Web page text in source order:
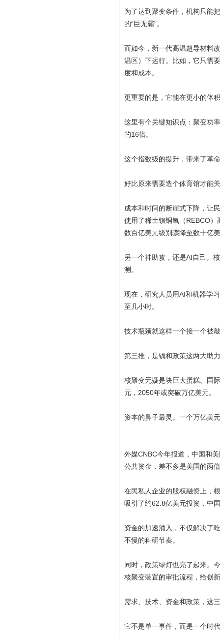
为了达到聚变条件，机构只能
的“巨无霸”。
而如今，新一代高温超导材料
温区）下运行。比如，它只需
度和成本。
更重要的是，它能在更小的体
这里有个关键知识点：聚变功
的16倍。
这个指数级的提升，带来了革
好比原来需要造个体育馆才能
成本和时间的断崖式下降，让
使用了稀土钡铜氧（REBCO
数百亿美元级别骤降至数十亿
另一个神助攻，还是AI自己。
测。
现在，研究人员用AI和机器学
至几小时。
技术瓶颈就这样一个接一个被
第三推，是钱和政策这两大助
核聚变无疑是块巨大蛋糕。国
元，2050年或突破万亿美元。
资本的鼻子最灵。一个万亿美
外媒CNBC今年报道，中国和
公共资金，差不多是美国的两
在民私人企业的股权融资上，
吸引了约62.8亿美元投资，中
资金的加速涌入，不仅解决了
不慢的科研节奏。
同时，政策绿灯也亮了起来。
核聚变装置的审批流程，给创
需求、技术、资金和政策，这
它不是单一事件，而是一个时